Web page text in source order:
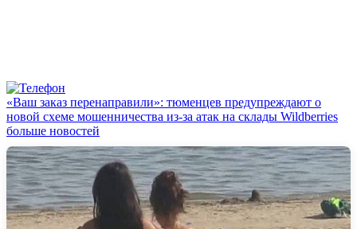
«Ваш заказ перенаправили»: тюменцев предупреждают о
новой схеме мошенничества из-за атак на склады Wildberries
больше новостей